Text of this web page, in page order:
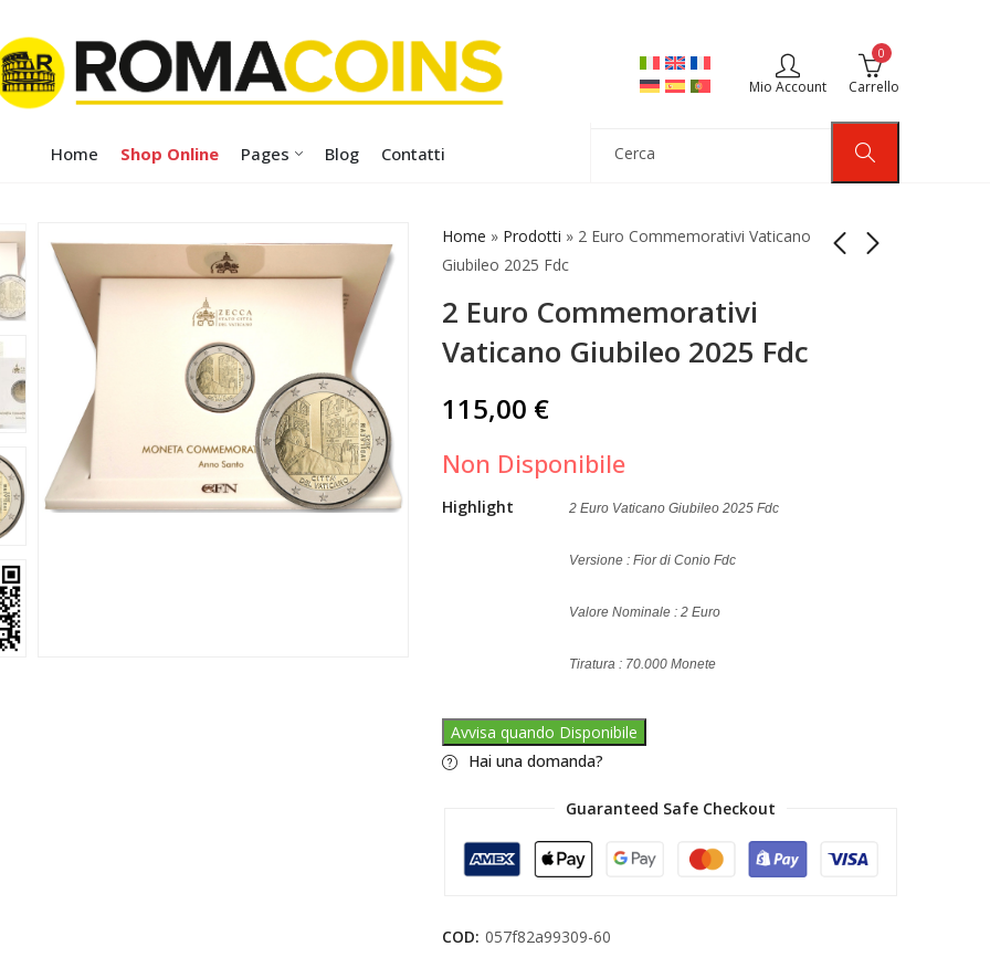
Mio Account
0
Carrello
Home Shop Online Pages Blog Contatti
Home » Prodotti » 2 Euro Commemorativi Vaticano
Giubileo 2025 Fdc
2 Euro Commemorativi
Vaticano Giubileo 2025 Fdc
2 Euro
Commemorativi
Vaticano 2025
4 Coincard Vaticano
2025 Basiliche Papali
di Roma con 50 cc
115,00 €
Non Disponibile
Highlight 2 Euro Vaticano Giubileo 2025 Fdc
Versione : Fior di Conio Fdc
Valore Nominale : 2 Euro
Tiratura : 70.000 Monete
Avvisa quando Disponibile
Hai una domanda?
Guaranteed Safe Checkout
COD: 057f82a99309-60